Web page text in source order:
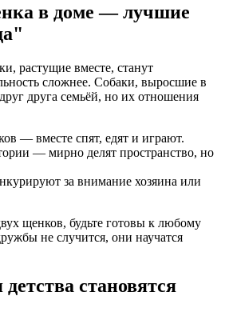
в доме — лучшие
растущие вместе, станут
сложнее. Собаки, выросшие в
друга семьёй, но их отношения
— вместе спят, едят и играют.
— мирно делят пространство, но
за внимание хозяина или
щенков, будьте готовы к любому
не случится, они научатся
становятся